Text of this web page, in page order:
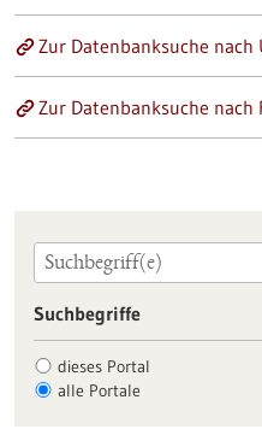
Zur Datenbanksuche
Zur Datenbanksuche
Suchbegriffe
dieses Portal
alle Portale